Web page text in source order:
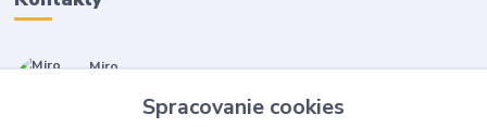
Miro
(Po-Pia, 7-17 hod.)
Spracovanie cookies